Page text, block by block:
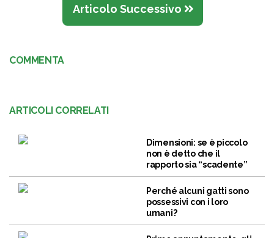
Articolo Successivo
COMMENTA
ARTICOLI CORRELATI
Dimensioni: se è piccolo
non è detto che il
rapporto sia “scadente”
Perché alcuni gatti sono
possessivi con i loro
umani?